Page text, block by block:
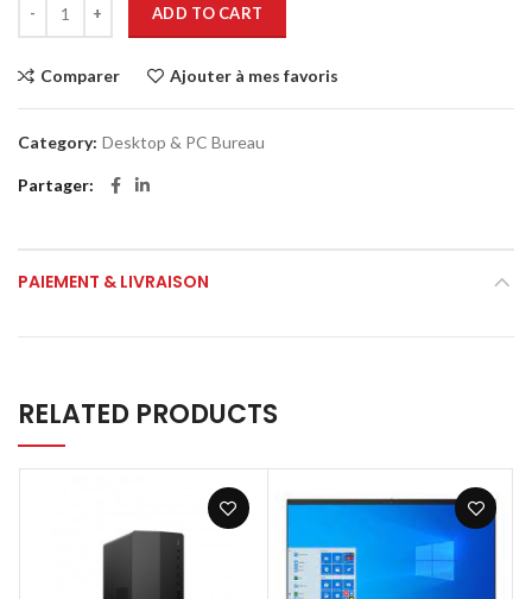
ADD TO CART
Comparer Ajouter à mes favoris
Category: Desktop & PC Bureau
Partager
PAIEMENT & LIVRAISON
RELATED PRODUCTS